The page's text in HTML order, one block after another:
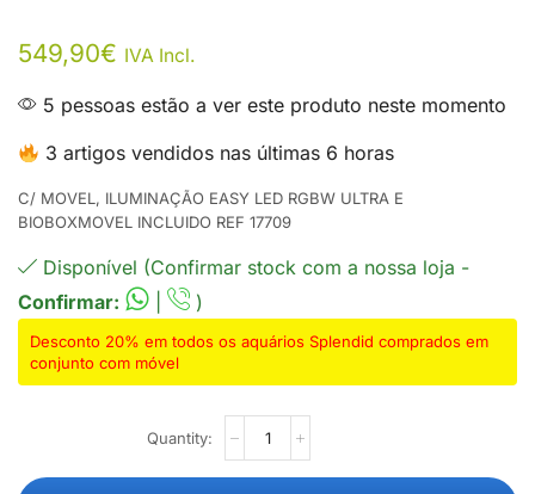
549,90€ IVA Incl.
5 pessoas estão a ver este produto neste momento
3 artigos vendidos nas últimas 6 horas
C/ MOVEL, ILUMINAÇÃO EASY LED RGBW ULTRA E
BIOBOXMOVEL INCLUIDO REF 17709
Disponível (Confirmar stock com a nossa loja -
Confirmar:
)
Desconto 20% em todos os aquários Splendid comprados em
conjunto com móvel